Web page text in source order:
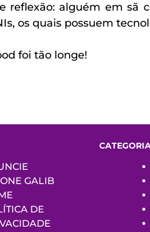
reflexão: alguém em sã
os quais possuem
foi tão longe!
GALIB
DE